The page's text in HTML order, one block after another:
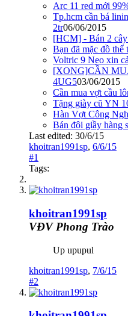
Arc 11 red mới
Tp.hcm cần bá
2tr06/06/2015
[HCM] - Bán 2
Bạn đã mặc đồ thể
Voltric 9 Neo xin
[XONG]CẦN
4UG503/06/2015
Cần mua vợt cầu
Tặng giày cũ YN
Hàn Vợt Công
Bán đôi giầy hàng
Last edited: 30/6/15
khoitran1991sp, 6/6/15
#1
Tags:
khoitran1991sp
VĐV Phong Trào
Up upupul
khoitran1991sp, 7/6/15
#2